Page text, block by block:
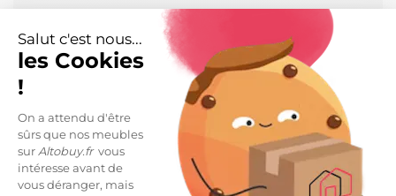
Salut c'est nous...
les Cookies
!
On a attendu d'être
sûrs que nos meubles
surAltobuy.frvous
intéresse avant de
vous déranger, mais
Un design soigné et particulièrement élégant
pour l'aménagement de votre salle de bain. Un
meuble de rangement offrant un espace de
rangement supplémentaire, pouvant être
installée ailleurs que dans une salle de bain.
Conçu en panneaux de particules haute
densité. Revêtement mélaminé laqué blanc
aspect bois de première qualité.